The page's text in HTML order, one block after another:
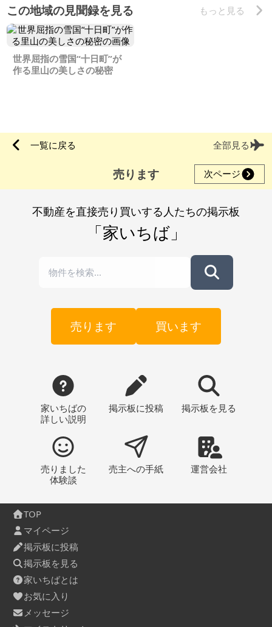
この地域の見聞録を見る もっと見る
世界屈指の雪国“十日町”が
作る里山の美しさの秘密
一覧に戻る 全部見る
売ります 次ページ
不動産を直接売り買いする人たちの掲示板
「家いちば」
売ります 買います
家いちばの
詳しい説明
掲示板に投稿 掲示板 を見る
売りました
体験談
売主への手紙 運営会社
TOP
マイページ
掲示板に投稿
掲示板を見る
家いちばとは
お気に入り
メッセージ